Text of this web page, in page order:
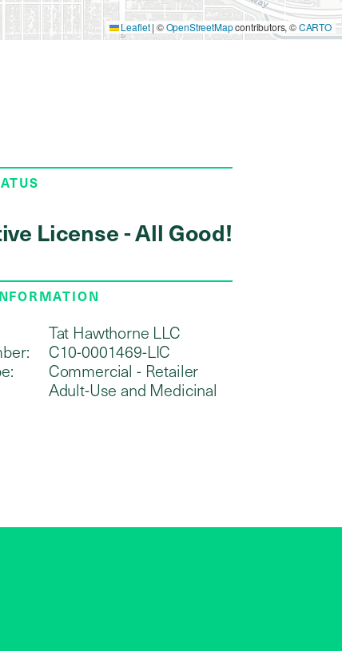
Leaflet | ©OpenStreetMapcontributors, ©CARTO
License - All Good!
Tat Hawthorne LLC
C10-0001469-LIC
Commercial - Retailer
Adult-Use and Medicinal